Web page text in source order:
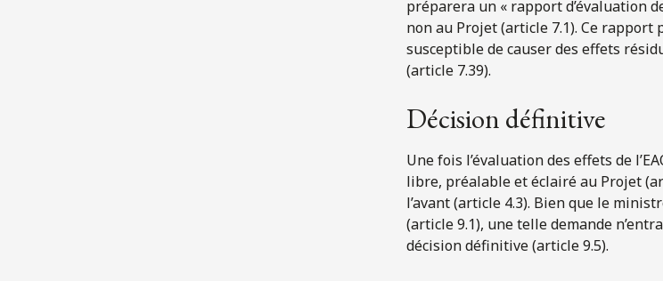
préparera un « rapport d’évaluation
non au Projet (article 7.1). Ce
susceptible de causer des effets
(article 7.39).
Décision définitive
Une fois l’évaluation des effets de
libre, préalable et éclairé au Projet
l’avant (article 4.3). Bien que le
(article 9.1), une telle demande
décision définitive (article 9.5).